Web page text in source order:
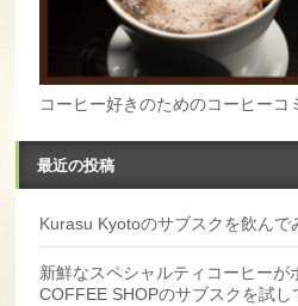
コーヒー好きのためのコーヒーコ
最近の投稿
Kurasu Kyotoのサブスクを飲んで
新鮮なスペシャルティコーヒーが
COFFEE SHOPのサブスクを試し